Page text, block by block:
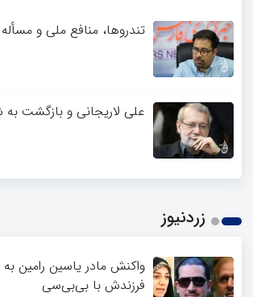
تندروها، منافع ملی و
علی لاریجانی و بازگشت به
زردنیوز
واکنش مادر یاسین رامین
فرزندش با بی‌بی‌سی